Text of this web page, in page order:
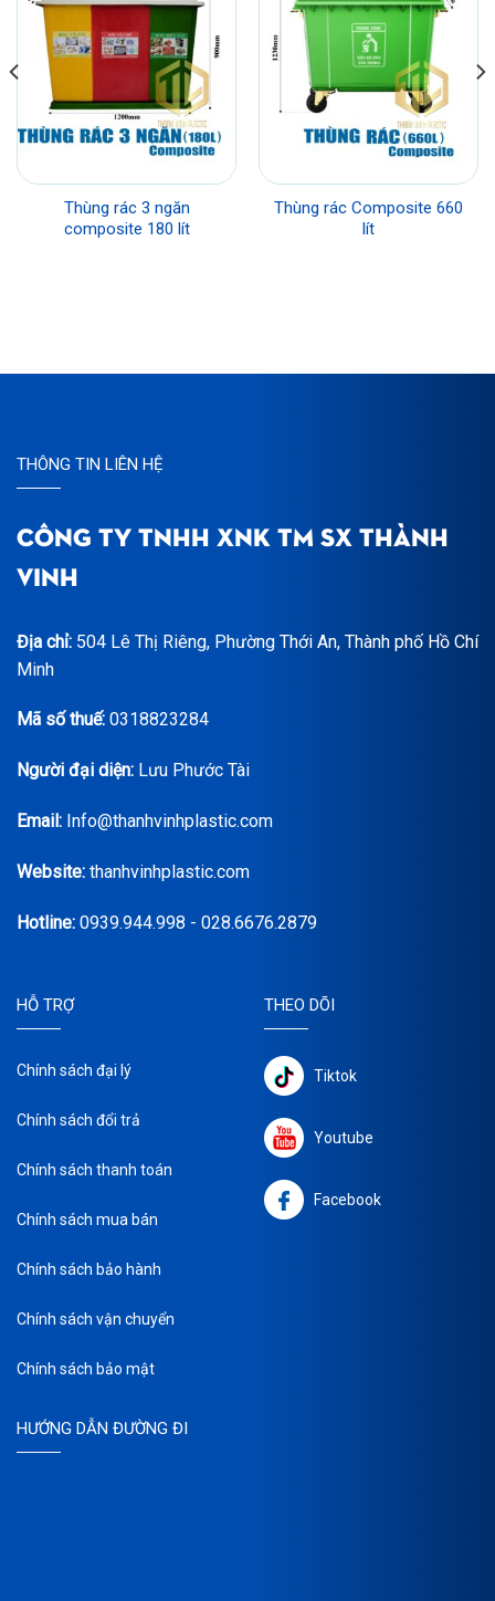
Thùng rác 3 ngăn
composite 180 lít
Thùng rác Composite 660
lít
THÔNG TIN LIÊN HỆ
CÔNG TY TNHH XNK TM SX THÀNH
VINH
Địa chỉ: 504 Lê Thị Riêng, Phường Thới An, Thành phố Hồ Chí
Minh
Mã số thuế: 0318823284
Người đại diện: Lưu Phước Tài
Email: Info@thanhvinhplastic.com
Website: thanhvinhplastic.com
Hotline: 0939.944.998 - 028.6676.2879
HỖ TRỢ
Chính sách đại lý
Chính sách đổi trả
Chính sách thanh toán
Chính sách mua bán
Chính sách bảo hành
Chính sách vận chuyển
Chính sách bảo mật
THEO DÕI
Tiktok
Youtube
Facebook
HƯỚNG DẪN ĐƯỜNG ĐI